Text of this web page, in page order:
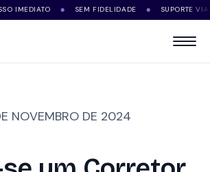
● SEM FIDELIDADE ● SUPORTE VIA
NOVEMBRO DE 2024